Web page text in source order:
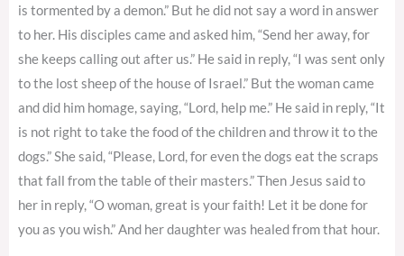
is tormented by a demon.” But he did not say a word in answer
to her. His disciples came and asked him, “Send her away, for
she keeps calling out after us.” He said in reply, “I was sent only
to the lost sheep of the house of Israel.” But the woman came
and did him homage, saying, “Lord, help me.” He said in reply, “It
is not right to take the food of the children and throw it to the
dogs.” She said, “Please, Lord, for even the dogs eat the scraps
that fall from the table of their masters.” Then Jesus said to
her in reply, “O woman, great is your faith! Let it be done for
you as you wish.” And her daughter was healed from that hour.